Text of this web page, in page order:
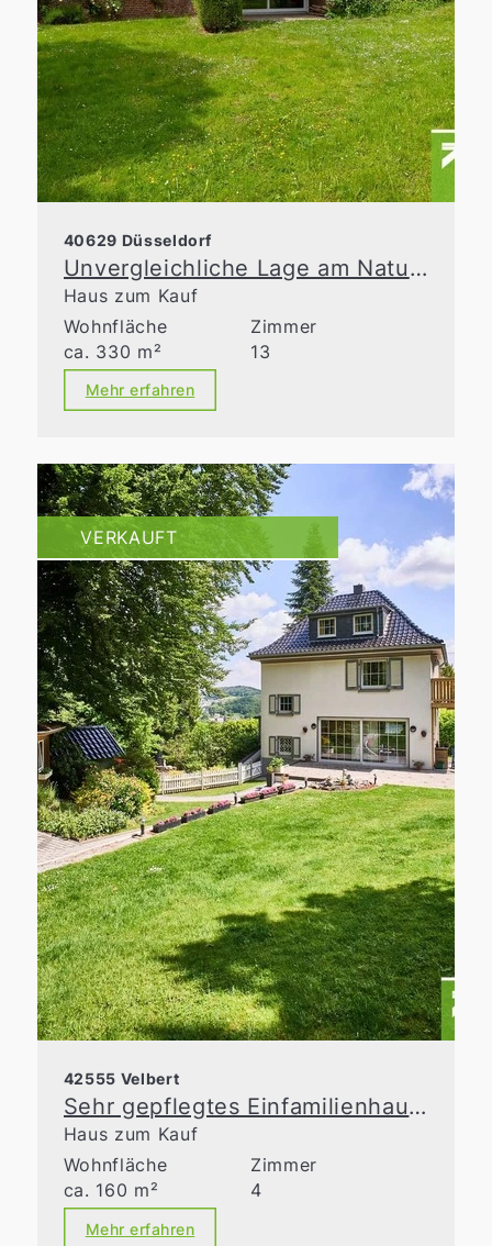
40629 Düsseldorf
Unvergleichliche Lage am Naturschutzgebiet
Haus zum Kauf
Wohnfläche
ca. 330 m²
Zimmer
13
Mehr erfahren
VERKAUFT
42555 Velbert
Sehr gepflegtes Einfamilienhaus mit liebevoll gestalteter Gartenanlage!
Haus zum Kauf
Wohnfläche
ca. 160 m²
Zimmer
4
Mehr erfahren